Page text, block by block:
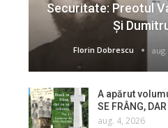
Securitate: Preotul
Și
Florin Dobrescu
A apărut
SE FRÂNG,
aug. 4, 2026